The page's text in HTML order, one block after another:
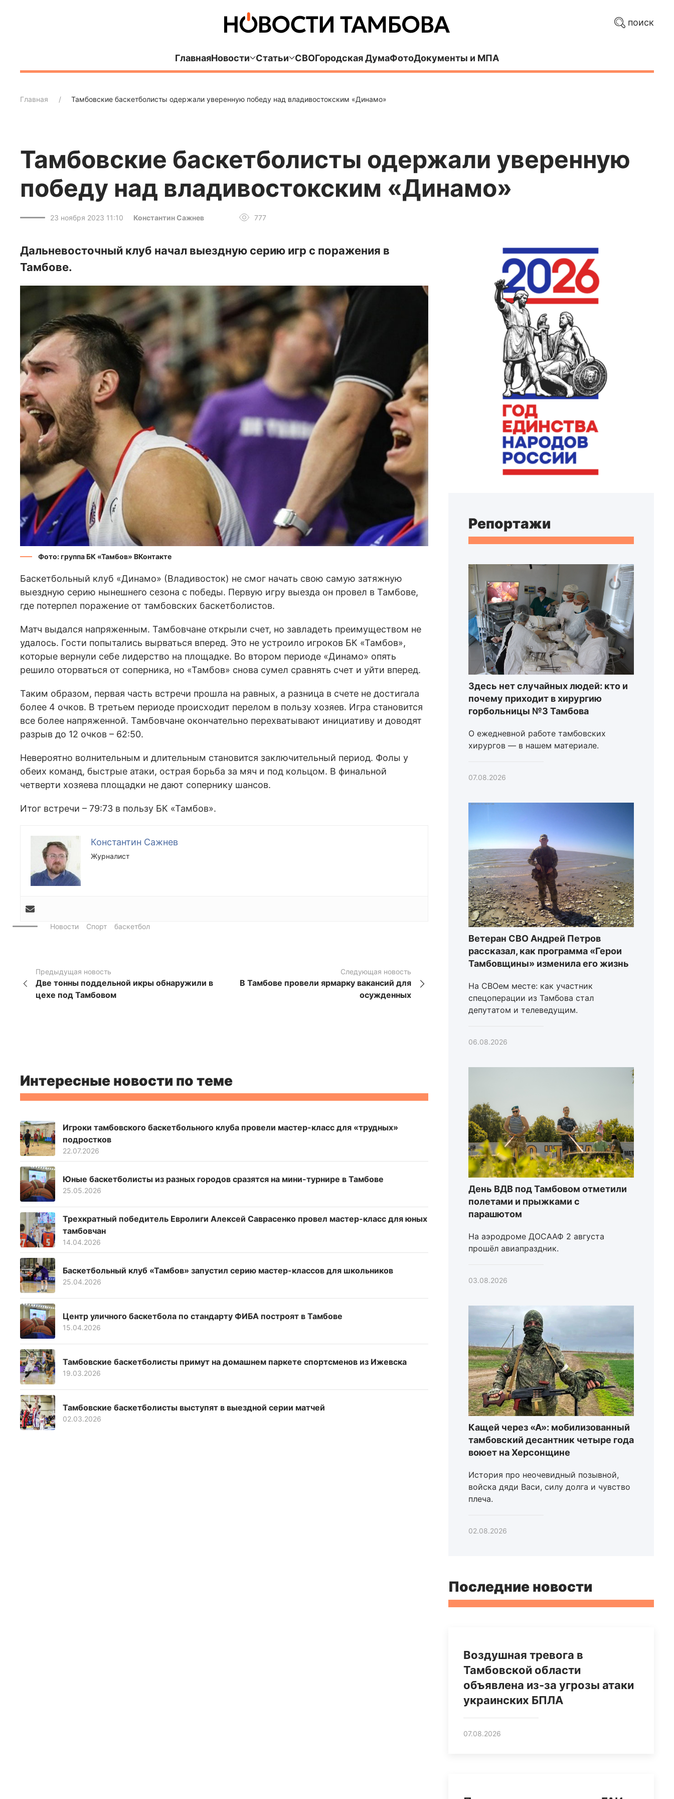
поиск
ГлавнаяНовости Статьи СВОГородская ДумаФотоДокументы и МПА
Главная Тамбовские баскетболисты одержали уверенную победу над владивостокским «Динамо»
Тамбовские баскетболисты одержали уверенную
победу над владивостокским «Динамо»
23 ноября 2023 11:10 Константин Сажнев 777
Дальневосточный клуб начал выездную серию игр с поражения в
Тамбове.
Фото: группа БК «Тамбов» ВКонтакте
Баскетбольный клуб «Динамо» (Владивосток) не смог начать свою самую затяжную
выездную серию нынешнего сезона с победы. Первую игру выезда он провел в Тамбове,
где потерпел поражение от тамбовских баскетболистов.
Матч выдался напряженным. Тамбовчане открыли счет, но завладеть преимуществом не
удалось. Гости попытались вырваться вперед. Это не устроило игроков БК «Тамбов»,
которые вернули себе лидерство на площадке. Во втором периоде «Динамо» опять
решило оторваться от соперника, но «Тамбов» снова сумел сравнять счет и уйти вперед.
Таким образом, первая часть встречи прошла на равных, а разница в счете не достигала
более 4 очков. В третьем периоде происходит перелом в пользу хозяев. Игра становится
все более напряженной. Тамбовчане окончательно перехватывают инициативу и доводят
разрыв до 12 очков – 62:50.
Невероятно волнительным и длительным становится заключительный период. Фолы у
обеих команд, быстрые атаки, острая борьба за мяч и под кольцом. В финальной
четверти хозяева площадки не дают сопернику шансов.
Итог встречи – 79:73 в пользу БК «Тамбов».
Константин Сажнев
Журналист
Новости Спорт баскетбол
Предыдущая новость
Две тонны поддельной икры обнаружили в
цехе под Тамбовом
Следующая новость
В Тамбове провели ярмарку вакансий для
осужденных
Интересные новости по теме
Игроки тамбовского баскетбольного клуба провели мастер-класс для «трудных»
подростков
22.07.2026
Юные баскетболисты из разных городов сразятся на мини-турнире в Тамбове
25.05.2026
Трехкратный победитель Евролиги Алексей Саврасенко провел мастер-класс для юных
тамбовчан
14.04.2026
Баскетбольный клуб «Тамбов» запустил серию мастер-классов для школьников
25.04.2026
Центр уличного баскетбола по стандарту ФИБА построят в Тамбове
15.04.2026
Тамбовские баскетболисты примут на домашнем паркете спортсменов из Ижевска
19.03.2026
Тамбовские баскетболисты выступят в выездной серии матчей
02.03.2026
Репортажи
Здесь нет случайных людей: кто и
почему приходит в хирургию
горбольницы №3 Тамбова
О ежедневной работе тамбовских
хирургов — в нашем материале.
07.08.2026
Ветеран СВО Андрей Петров
рассказал, как программа «Герои
Тамбовщины» изменила его жизнь
На СВОем месте: как участник
спецоперации из Тамбова стал
депутатом и телеведущим.
06.08.2026
День ВДВ под Тамбовом отметили
полетами и прыжками с
парашютом
На аэродроме ДОСААФ 2 августа
прошёл авиапраздник.
03.08.2026
Кащей через «А»: мобилизованный
тамбовский десантник четыре года
воюет на Херсонщине
История про неочевидный позывной,
войска дяди Васи, силу долга и чувство
плеча.
02.08.2026
Последние новости
Воздушная тревога в
Тамбовской области
объявлена из-за угрозы атаки
украинских БПЛА
07.08.2026